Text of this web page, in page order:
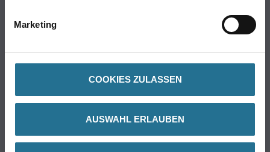
Marketing
COOKIES ZULASSEN
AUSWAHL ERLAUBEN
Wand- & Deckenbeläge
Über uns
MPlus